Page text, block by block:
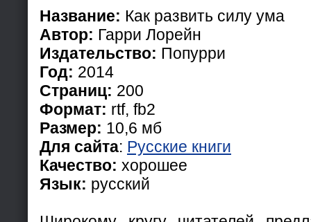
Название: Как развить силу ума
Автор: Гарри Лорейн
Издательство: Попурри
Год: 2014
Страниц: 200
Формат: rtf, fb2
Размер: 10,6 мб
Для сайта: Русские книги
Качество: хорошее
Язык: русский